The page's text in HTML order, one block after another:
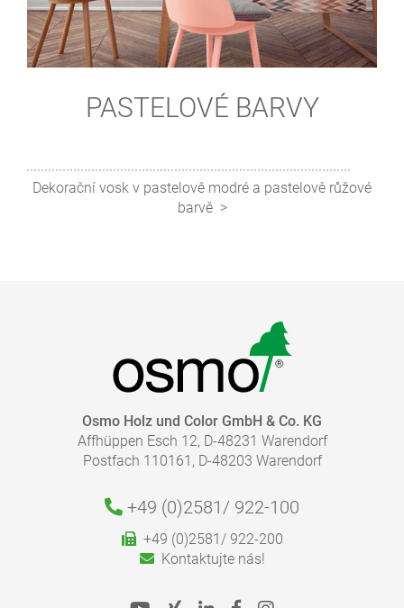
PASTELOVÉ BARVY
Dekorační vosk v pastelově modré a pastelově růžové
barvě
Osmo Holz und Color GmbH & Co. KG
Affhüppen Esch 12, D-48231 Warendorf
Postfach 110161, D-48203 Warendorf
+49 (0)2581/ 922-100
+49 (0)2581/ 922-200
Kontaktujte nás!